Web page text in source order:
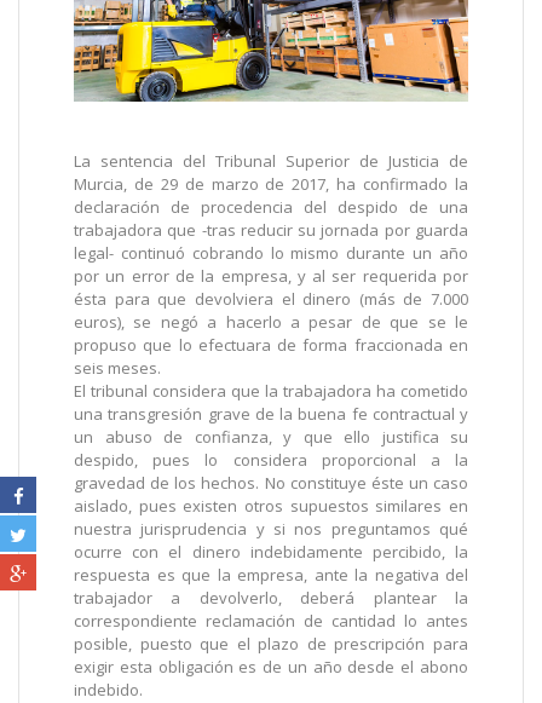
La sentencia del Tribunal Superior de Justicia de
Murcia, de 29 de marzo de 2017, ha confirmado la
declaración de procedencia del despido de una
trabajadora que -tras reducir su jornada por guarda
legal- continuó cobrando lo mismo durante un año
por un error de la empresa, y al ser requerida por
ésta para que devolviera el dinero (más de 7.000
euros), se negó a hacerlo a pesar de que se le
propuso que lo efectuara de forma fraccionada en
seis meses.
El tribunal considera que la trabajadora ha cometido
una transgresión grave de la buena fe contractual y
un abuso de confianza, y que ello justifica su
despido, pues lo considera proporcional a la
gravedad de los hechos. No constituye éste un caso
aislado, pues existen otros supuestos similares en
nuestra jurisprudencia y si nos preguntamos qué
ocurre con el dinero indebidamente percibido, la
respuesta es que la empresa, ante la negativa del
trabajador a devolverlo, deberá plantear la
correspondiente reclamación de cantidad lo antes
posible, puesto que el plazo de prescripción para
exigir esta obligación es de un año desde el abono
indebido.